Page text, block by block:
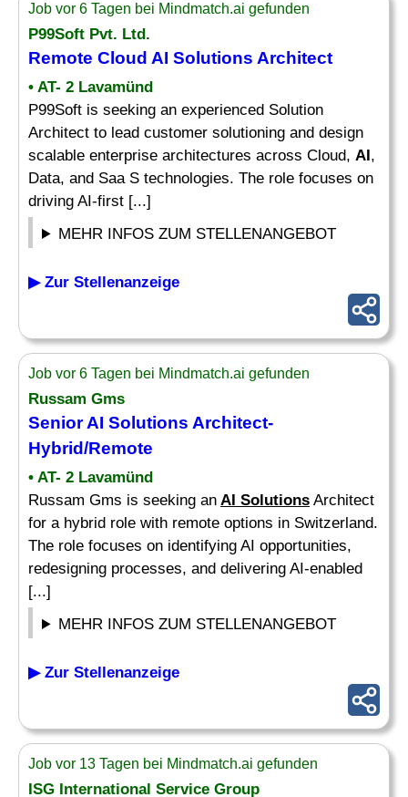
Job vor 6 Tagen bei Mindmatch.ai gefunden
P99Soft Pvt. Ltd.
Remote Cloud AI Solutions Architect
• AT- 2 Lavamünd
P99Soft is seeking an experienced Solution
Architect to lead customer solutioning and design
scalable enterprise architectures across Cloud, AI,
Data, and Saa S technologies. The role focuses on
driving AI-first [...]
MEHR INFOS ZUM STELLENANGEBOT
▶ Zur Stellenanzeige
Job vor 6 Tagen bei Mindmatch.ai gefunden
Russam Gms
SeniorAI Solutions Architect-
Hybrid/Remote
• AT- 2 Lavamünd
Russam Gms is seeking an AI Solutions Architect
for a hybrid role with remote options in Switzerland.
The role focuses on identifying AI opportunities,
redesigning processes, and delivering AI-enabled
[...]
MEHR INFOS ZUM STELLENANGEBOT
▶ Zur Stellenanzeige
Job vor 13 Tagen bei Mindmatch.ai gefunden
ISG International Service Group